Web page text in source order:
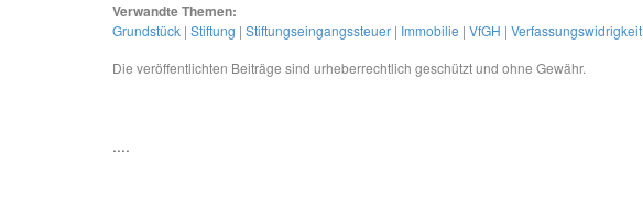
Verwandte Themen:
Grundstück | Stiftung | Stiftungseingangssteuer | Immobilie | VfGH | Verfassungswidrigkeit
Die veröffentlichten Beiträge sind urheberrechtlich geschützt und ohne Gewähr.
....